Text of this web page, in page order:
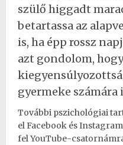
szülő higgadt
betartassa az
is, ha épp rossz
azt gondolom,
gyermeke
További pszichológiai
elFacebook ésInstagram
felYouTube-